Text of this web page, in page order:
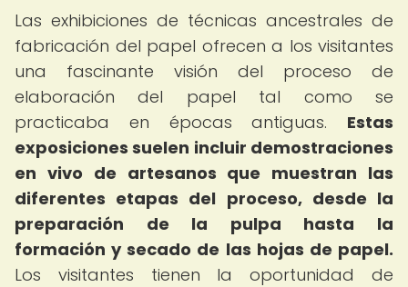
Las exhibiciones de técnicas ancestrales de
fabricación del papel ofrecen a los visitantes
una fascinante visión del proceso de
elaboración del papel tal como se
practicaba en épocas antiguas. Estas
exposiciones suelen incluir demostraciones
en vivo de artesanos que muestran las
diferentes etapas del proceso, desde la
preparación de la pulpa hasta la
formación y secado de las hojas de papel.
Los visitantes tienen la oportunidad de